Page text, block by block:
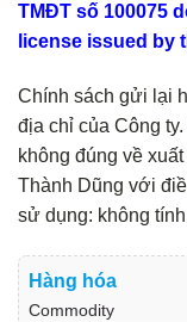
TMĐT số 100075
license issued by
Chính sách gửi lại
địa chỉ của Công
không đúng về
Thành Dũng với
sử dụng: không
Hàng hóa
Commodity